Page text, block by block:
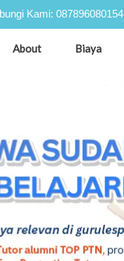
Kami: 087896080154
About Biaya